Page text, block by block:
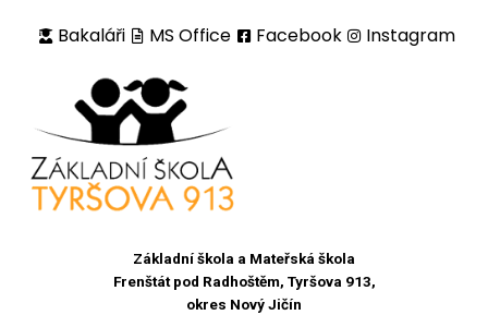
Bakaláři MS Office Facebook Instagram
Základní škola a Mateřská škola
Frenštát pod Radhoštěm, Tyršova 913,
okres Nový Jičín